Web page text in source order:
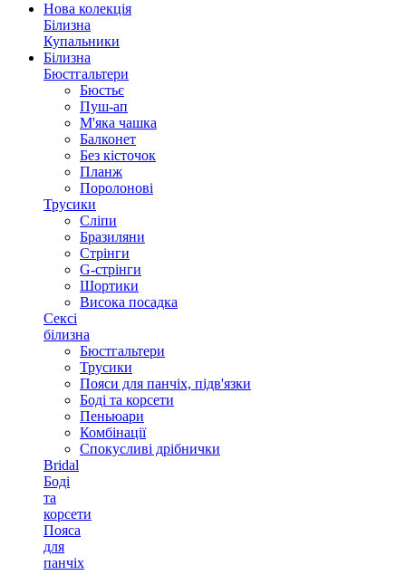
Нова колекція
Білизна
Купальники
Білизна
Бюстгальтери
Бюстьє
Пуш-ап
М'яка чашка
Балконет
Без кісточок
Планж
Поролонові
Трусики
Сліпи
Бразиляни
Стрінги
G-стрінги
Шортики
Висока посадка
Сексі
білизна
Бюстгальтери
Трусики
Пояси для панчіх, підв'язки
Боді та корсети
Пеньюари
Комбінації
Спокусливі дрібнички
Bridal
Боді
та
корсети
Пояса
для
панчіх